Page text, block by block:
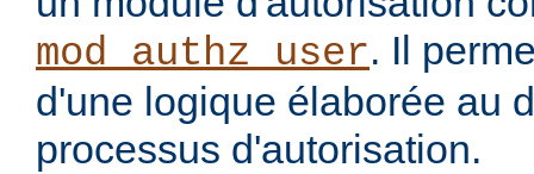
mod_authz_user. Il
d'une logique élaborée au
processus d'autorisation.